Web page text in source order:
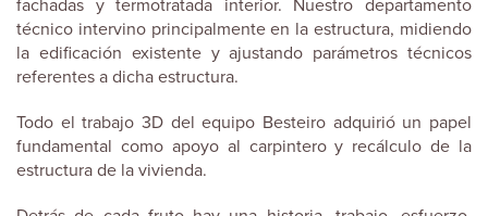
fachadas y termotratada interior. Nuestro departamento
técnico intervino principalmente en la estructura, midiendo
la edificación existente y ajustando parámetros técnicos
referentes a dicha estructura.
Todo el trabajo 3D del equipo Besteiro adquirió un papel
fundamental como apoyo al carpintero y recálculo de la
estructura de la vivienda.